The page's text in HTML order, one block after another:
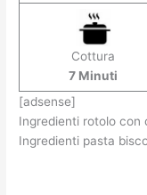
Cottura
7 Minuti
[adsense]
Ingredienti rotolo con
Ingredienti pasta